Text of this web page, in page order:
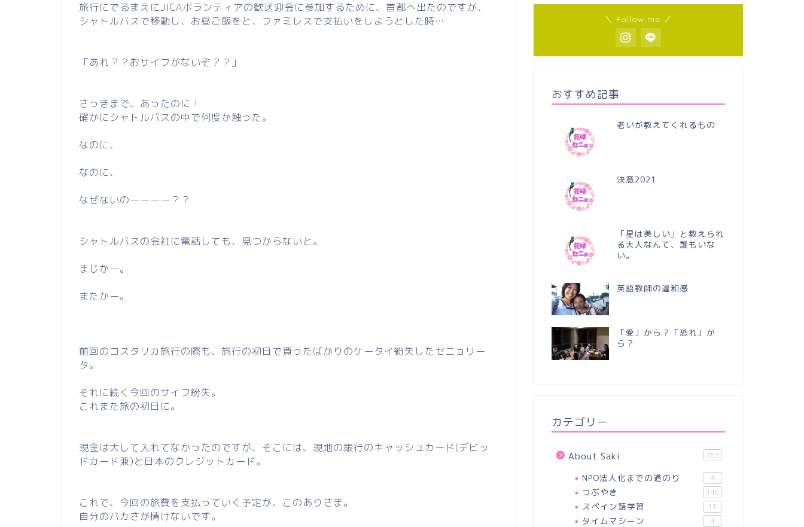
旅行にでるまえにJICAボランティアの歓送迎会に参加するために、首都へ出たのですが、
シャトルバスで移動し、お昼ご飯をと、ファミレスで支払いをしようとした時…
「あれ？？おサイフがないぞ？？」
さっきまで、あったのに！
確かにシャトルバスの中で何度か触った。
なのに、
なのに、
なぜないのーーーー？？
シャトルバスの会社に電話しても、見つからないと。
まじかー。
またかー。
前回のコスタリカ旅行の際も、旅行の初日で買ったばかりのケータイ紛失したセニョリー
タ。
それに続く今回のサイフ紛失。
これまた旅の初日に。
現金は大して入れてなかったのですが、そこには、現地の銀行のキャッシュカード(デビッ
ドカード兼)と日本のクレジットカード。
これで、今回の旅費を支払っていく予定が、このありさま。
自分のバカさが情けないです。
＼ Follow me ／
おすすめ記事
老いが教えてくれるもの
決意2021
「星は美しい」と教えられ
る大人なんて、誰もいな
い。
英語教師の違和感
「愛」から？「恐れ」か
ら？
カテゴリー
About Saki 353
NPO法人化までの道のり 4
つぶやき 148
スペイン語学習 13
タイムマシーン 4